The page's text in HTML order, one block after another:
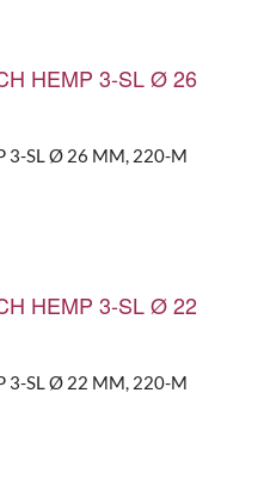
3-SL Ø 26 MM, 220-M
3-SL Ø 22 MM, 220-M